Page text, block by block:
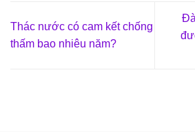
Thác nước có cam kết chống
thấm bao nhiêu năm?